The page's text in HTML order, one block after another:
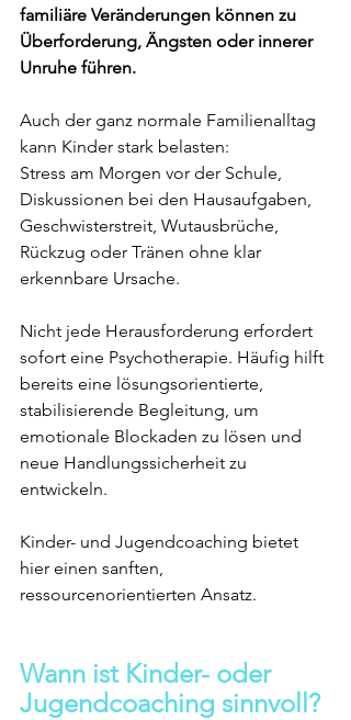
familiäre Veränderungen können zu
Überforderung, Ängsten oder innerer
Unruhe führen.
Auch der ganz normale Familienalltag
kann Kinder stark belasten:
Stress am Morgen vor der Schule,
Diskussionen bei den Hausaufgaben,
Geschwisterstreit, Wutausbrüche,
Rückzug oder Tränen ohne klar
erkennbare Ursache.
Nicht jede Herausforderung erfordert
sofort eine Psychotherapie. Häufig hilft
bereits eine lösungsorientierte,
stabilisierende Begleitung, um
emotionale Blockaden zu lösen und
neue Handlungssicherheit zu
entwickeln.
Kinder- und Jugendcoaching bietet
hier einen sanften,
ressourcenorientierten Ansatz.
Wann ist Kinder- oder
Jugendcoaching sinnvoll?